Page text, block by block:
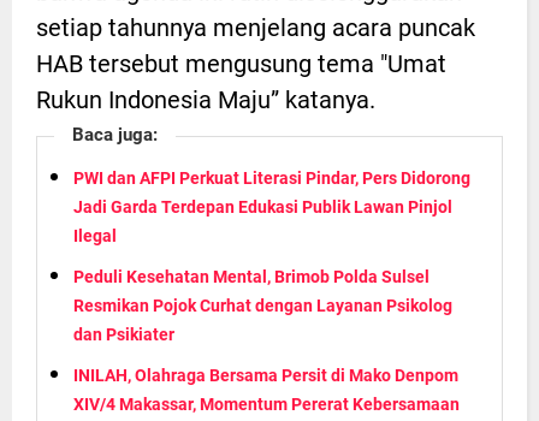
setiap tahunnya menjelang acara puncak
HAB tersebut mengusung tema "Umat
Rukun Indonesia Maju” katanya.
Baca juga:
PWI dan AFPI Perkuat Literasi Pindar, Pers Didorong
Jadi Garda Terdepan Edukasi Publik Lawan Pinjol
Ilegal
Peduli Kesehatan Mental, Brimob Polda Sulsel
Resmikan Pojok Curhat dengan Layanan Psikolog
dan Psikiater
INILAH, Olahraga Bersama Persit di Mako Denpom
XIV/4 Makassar, Momentum Pererat Kebersamaan